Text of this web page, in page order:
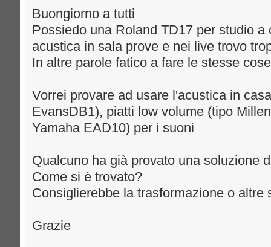
Buongiorno a tutti
Possiedo una Roland TD17 per studio
acustica in sala prove e nei live trovo
In altre parole fatico a fare le stesse
Vorrei provare ad usare l'acustica in
EvansDB1), piatti low volume (tipo
Yamaha EAD10) per i suoni
Qualcuno ha già provato una soluzione
Come si è trovato?
Consiglierebbe la trasformazione o altre
Grazie